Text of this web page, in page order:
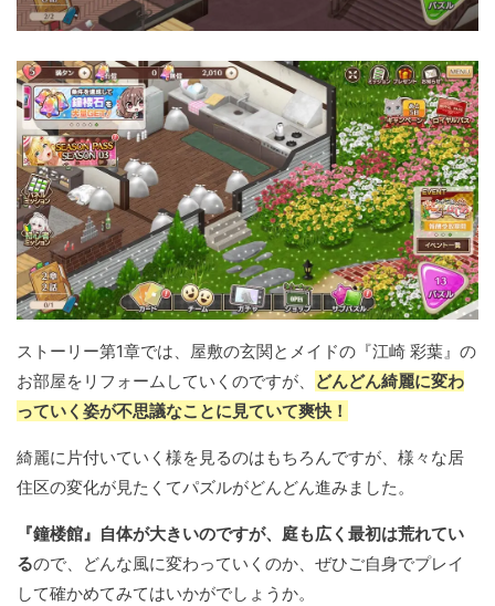
ストーリー第1章では、屋敷の玄関とメイドの『江崎 彩葉』の
お部屋をリフォームしていくのですが、
どんどん綺麗に変わ
っていく姿が不思議なことに見ていて爽快！
綺麗に片付いていく様を見るのはもちろんですが、様々な居
住区の変化が見たくてパズルがどんどん進みました。
『鐘楼館』自体が大きいのですが、庭も広く最初は荒れてい
るので、どんな風に変わっていくのか、ぜひご自身でプレイ
して確かめてみてはいかがでしょうか。